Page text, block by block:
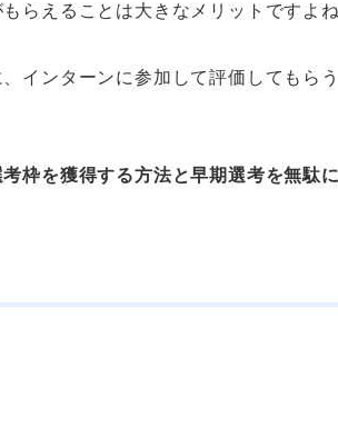
らえることは大きなメリットですよね
インターンに参加して評価してもら
枠を獲得する方法と早期選考を無駄